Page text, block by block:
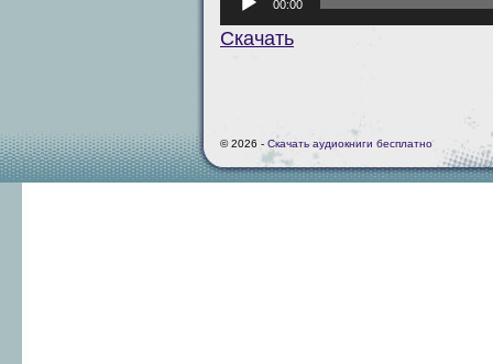
00:00
Скачать
© 2026 - Скачать аудиокниги бесплатно